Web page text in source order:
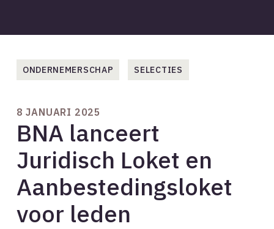
ONDERNEMERSCHAP SELECTIES
8 JANUARI 2025
BNA lanceert
Juridisch Loket en
Aanbestedingsloket
voor leden